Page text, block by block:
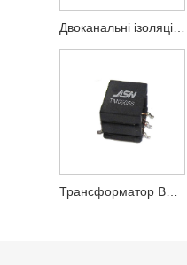
Двоканальні ізоляційні модулі високої напруги
Трансформатор BMS без CMC